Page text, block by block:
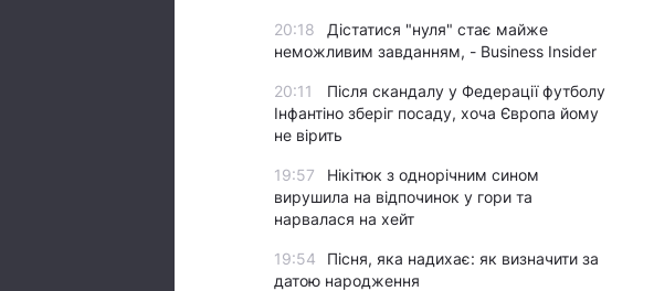
20:18
Дістатися "нуля" стає майже
неможливим завданням, - Business Insider
20:11
Після скандалу у Федерації футболу
Інфантіно зберіг посаду, хоча Європа йому
не вірить
19:57
Нікітюк з однорічним сином
вирушила на відпочинок у гори та
нарвалася на хейт
19:54
Пісня, яка надихає: як визначити за
датою народження